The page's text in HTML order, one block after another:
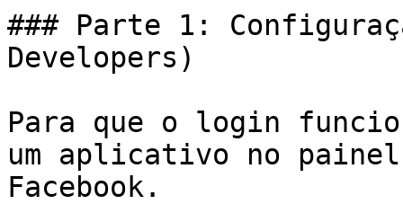
### Parte 1:
Developers)
Para que o login
um aplicativo no painel
Facebook.